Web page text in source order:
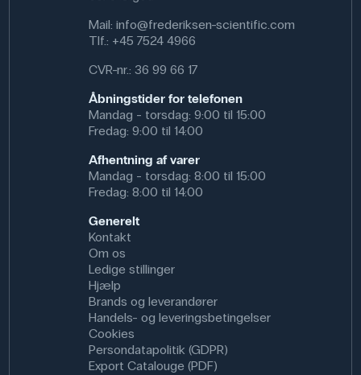
Specifikationer
Spænding: 1.5 V
Batteritype: Alkaline, C, LR14
Mail: info@frederiksen-scientific.com
Tlf.: +45 7524 4966
CVR-nr.: 36 99 66 17
Åbningstider for telefonen
Mandag - torsdag: 9:00 til 15:00
Fredag: 9:00 til 14:00
Afhentning af varer
Mandag - torsdag: 8:00 til 15:00
Fredag: 8:00 til 14:00
Generelt
Kontakt
Om os
Ledige stillinger
Hjælp
Brands og leverandører
Handels- og leveringsbetingelser
Cookies
Persondatapolitik (GDPR)
Export Catalouge (PDF)